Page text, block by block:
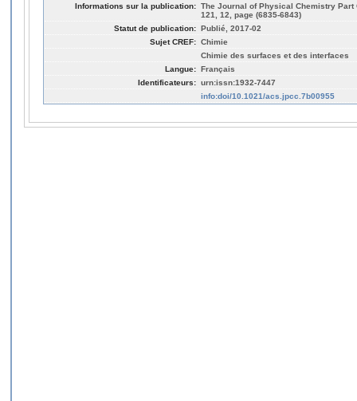
Informations sur la publication: The Journal of Physical Chemistry Part
121, 12, page (6835-6843)
Statut de publication: Publié, 2017-02
Sujet CREF: Chimie
Chimie des surfaces et des interfaces
Langue: Français
Identificateurs: urn:issn:1932-7447
info:doi/10.1021/acs.jpcc.7b00955